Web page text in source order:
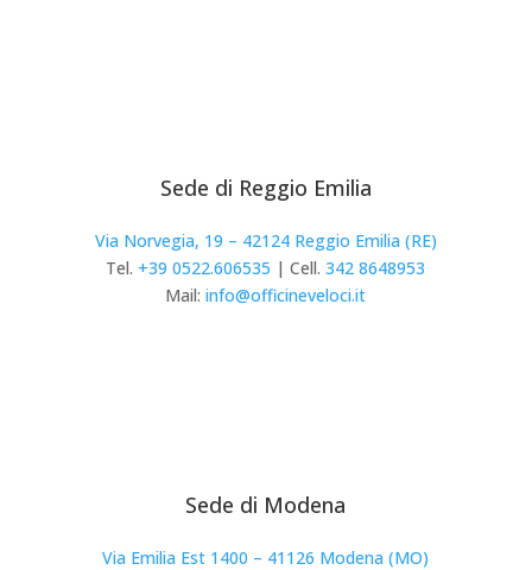
Sede di Reggio Emilia
Via Norvegia, 19 – 42124 Reggio Emilia (RE)
Tel. +39 0522.606535 | Cell.342 8648953
Mail:info@officineveloci.it
Sede di Modena
Via Emilia Est 1400 – 41126 Modena (MO)